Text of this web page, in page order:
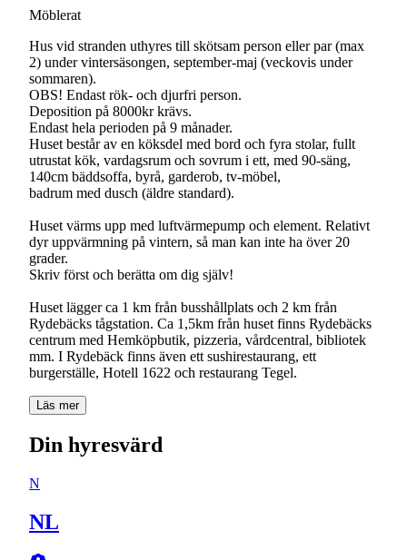
Möblerat
Hus vid stranden uthyres till skötsam person eller par (max
2) under vintersäsongen, september-maj (veckovis under
sommaren).
OBS! Endast rök- och djurfri person.
Deposition på 8000kr krävs.
Endast hela perioden på 9 månader.
Huset består av en köksdel med bord och fyra stolar, fullt
utrustat kök, vardagsrum och sovrum i ett, med 90-säng,
140cm bäddsoffa, byrå, garderob, tv-möbel,
badrum med dusch (äldre standard).
Huset värms upp med luftvärmepump och element. Relativt
dyr uppvärmning på vintern, så man kan inte ha över 20
grader.
Skriv först och berätta om dig själv!
Huset lägger ca 1 km från busshållplats och 2 km från
Rydebäcks tågstation. Ca 1,5km från huset finns Rydebäcks
centrum med Hemköpbutik, pizzeria, vårdcentral, bibliotek
mm. I Rydebäck finns även ett sushirestaurang, ett
burgerställe, Hotell 1622 och restaurang Tegel.
Läs mer
Din hyresvärd
N
NL